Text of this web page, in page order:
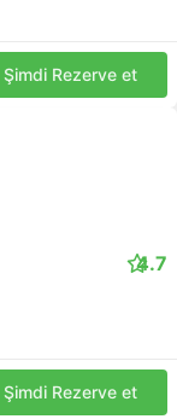
Şimdi Rezerve et
4.7
Şimdi Rezerve et